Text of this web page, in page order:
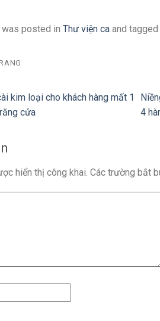
posted in Thư viện ca and tagged
kim loại cho khách hàng mất 1
cửa
4
hiển thị công khai. Các trường bắt